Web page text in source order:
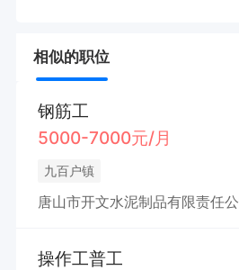
相似的职位
钢筋工
5000-7000元/月
九百户镇
唐山市开文水泥制品有限责任
操作工普工